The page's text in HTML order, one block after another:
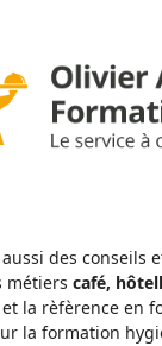
aussi des conseils
métiers café,
et la rèfèrence en
la formation